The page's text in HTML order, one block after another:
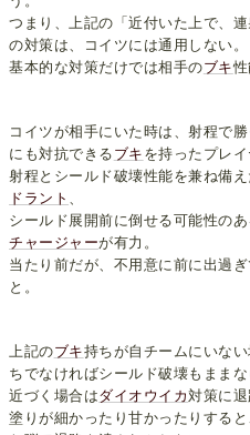
つまり、上記の「近付いた上で、
の対策は、コイツには通用しない。
基本的な対策だけでは相手のブキ
コイツが相手にいた時は、射程で
にも対抗できる ブキ を持ったプレ
射程とシールド破壊性能を兼ね備え
ドラント 、
シールド展開前に倒せる可能性のあ
チャージャーが有力。
当たり前だが、不用意に前に出過
と。
上記のブキ持ちが自チームにいな
ちでなければシールド破壊もままな
近づく場合はダイオウイカ対策に
塗りが細かったり甘かったりする